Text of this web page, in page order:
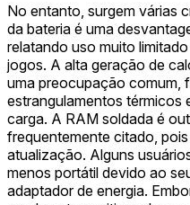
No entanto, surgem várias
da bateria é uma
relatando uso muito
jogos. A alta geração de
uma preocupação comum,
estrangulamentos térmicos
carga. A RAM soldada é
frequentemente citado,
atualização. Alguns
menos portátil devido ao
adaptador de energia.